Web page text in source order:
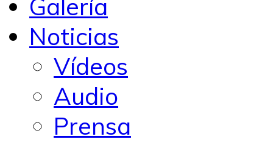
Galería
Noticias
Vídeos
Audio
Prensa